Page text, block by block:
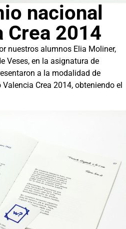
nacional
Crea 2014
nuestros alumnos Elia Moliner,
Veses, en la asignatura de
a la modalidad de
Crea 2014, obteniendo el